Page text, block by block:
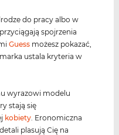
do pracy albo w
spojrzenia
Guess możesz pokazać,
ustala kryteria w
wyrazowi modelu
stają się
kobiety . Eronomiczna
plasują Cię na